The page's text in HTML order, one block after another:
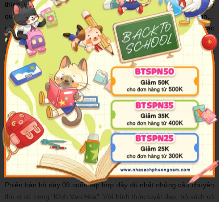
thích và đón nhận nồng nhiệt. Những câu chuyện thú vị xoay
quanh cuộc sống của nhóm bạn Tiểu Long, Quý Ròm, Nhỏ Hạnh…
cùng những chuyến phiêu lưu kì thú, bất ngờ, kì lạ… đã đưa các
em bước vào một thế giới “cổ tích hiện đại”, có thực và tràn ngập
ánh sáng yêu thương. Bộ sách đã thể hiện tình yêu, trách nhiệm và
tâm huyết của tác giả đối với thế hệ trẻ. Nguyễn Nhật Ánh đã “thâm
nhập” vào thế giới tâm hồn của tuổi thơ để hiểu và đồng cảm với
những cảm xúc, suy tư của các em trước cuộc sống. “Kính Vạn
Hoa” đã thực sự phản ánh toàn diện, đề cập tới tất cả các khía
cạnh trong đời sống tâm hồn của trẻ em và đặc biệt là trách nhiệm
xã hội của nhà văn đối với việc hoàn thiện nhân cách của các em.
Bộ truyện có sức sống nội tại lâu bền và sẽ mãi là món quà tinh
thần quý giá mà Nguyễn Nhật Ánh - “Hoàng tử bé trong thế giới
tuổi thơ” muốn gửi tặng trẻ nhỏ.
Phiên bản bộ dày 09 cuốn tập hợp đầy đủ nhất những câu chuyện
thú vị có trong “Kính Vạn Hoa”. Với hình thức tuyệt đẹp, bộ sách có